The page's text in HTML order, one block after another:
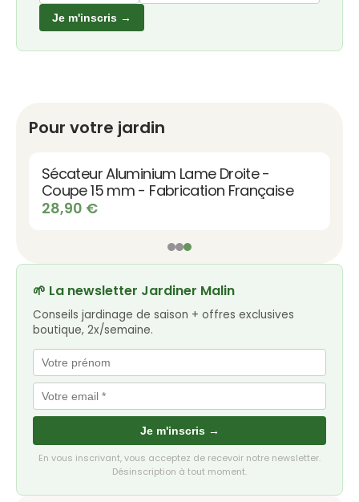
Je m'inscris →
Pour votre jardin
Sécateur Aluminium Lame Droite -
Coupe 15 mm - Fabrication Française
28,90 €
🌱 La newsletter Jardiner Malin
Conseils jardinage de saison + offres exclusives
boutique, 2x/semaine.
Je m'inscris →
En vous inscrivant, vous acceptez de recevoir notre newsletter.
Désinscription à tout moment.